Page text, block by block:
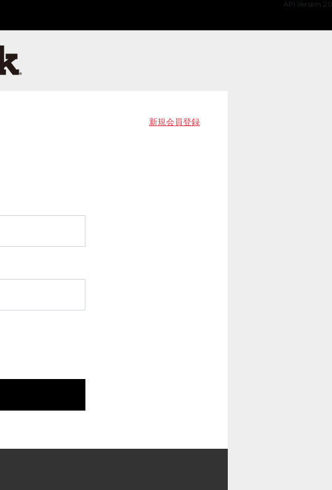
API Version 2.0
新規会員登録